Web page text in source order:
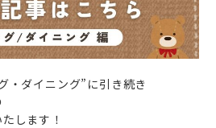
・ダイニング”に引き続き
します！